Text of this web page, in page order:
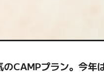
のCAMPプラン。今年